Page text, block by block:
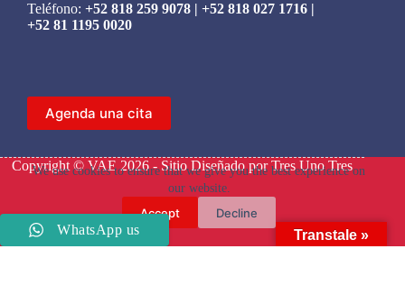
We use cookies to ensure that we give you the best experience on
our website.
Accept Decline
Teléfono: +52 818 259 9078 | +52 818 027 1716 |
+52 81 1195 0020
Agenda una cita
Copyright © VAE 2026 - Sitio Diseñado porTres Uno Tres
Transtale »
WhatsApp us